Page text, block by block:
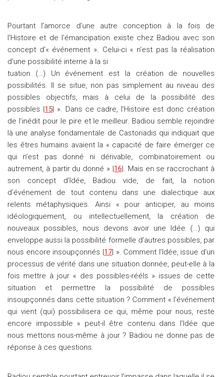
Pourtant l’amorce d’une autre conception à la fois de
l’Histoire et de l’émancipation existe chez Badiou avec son
concept d’« événement ». Celui-ci « n’est pas la réalisation
d’une possibilité interne à la si
tuation (…) Un événement est la création de nouvelles
possibilités. Il se situe, non pas simplement au niveau des
possibles objectifs, mais à celui de la possibilité des
possibles |15| ». Dans ce cadre, l’Histoire est donc création
de l’inédit pour le pire et le meilleur. Badiou semble rejoindre
là une analyse fondamentale de Castoriadis qui indiquait que
les êtres humains avaient la « capacité de faire émerger ce
qui n’est pas donné ni dérivable, combinatoirement ou
autrement, à partir du donné » |16|. Mais en se raccrochant à
son concept d’Idée, Badiou vide, de fait, la notion
d’événement de tout contenu dans une dialectique aux
relents métaphysiques. Ainsi « pour anticiper, au moins
idéologiquement, ou intellectuellement, la création de
nouveaux possibles, nous devons avoir une Idée (…) qui
enveloppe aussi la possibilité formelle d’autres possibles, par
nous encore insoupçonnés |17| ». Comment l’Idée, issue d’un
processus de vérité dans une situation donnée, peut-elle à la
fois mettre à jour « des possibles-rééls » issues de cette
situation et permettre la possibilité de possibles
insoupçonnés dans cette situation ? Comment « l’événement
qui vient (qui) possibilisera ce qui, même pour nous, reste
encore impossible » peut-il être contenu dans l’Idée que
nous mettons nous-même à jour ? Badiou ne donne pas de
réponse à ces questions.